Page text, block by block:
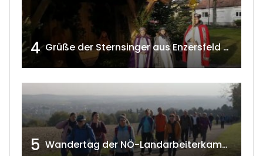
4 Grüße der Sternsinger aus Enzersfeld – Klein-Engersdorf 2021 w4tv169
5 Wandertag der NÖ-Landarbeiterkammer in Hollabrunn 2024